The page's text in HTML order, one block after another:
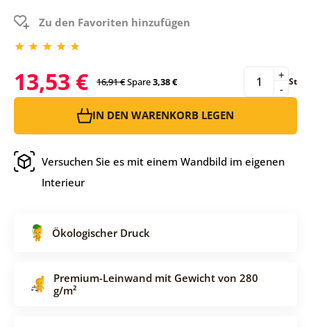
Zu den Favoriten hinzufügen
13,53 € 16,91 €Spare3,38 € -
+ St
IN DEN WARENKORB LEGEN
Versuchen Sie es mit einem Wandbild im eigenen
Interieur
Ökologischer Druck
Premium-Leinwand mit Gewicht von 280
g/m²